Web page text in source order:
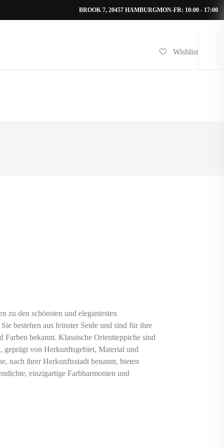
BROOK 7, 20457 HAMBURGMON-FR: 10:00 - 17:00
Wishlist
zu den schönsten und elegantesten
bestehen aus feinster Seide und sind für ihre
Farben bekannt. Klassische Orientteppiche sind
geprägt von Herkunftsgebiet, Material und
nach ihrer Herkunftsstadt benannt, bieten
einzigartige Farbharmonien und